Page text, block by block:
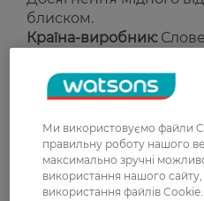
блиском.
Країна-виробник:
Рейтинг та відгуки
0
З 0 відгуків
0 відгуків
Ми використовуємо файли
правильну роботу нашого
максимально зручні
використання нашого
використання файлів